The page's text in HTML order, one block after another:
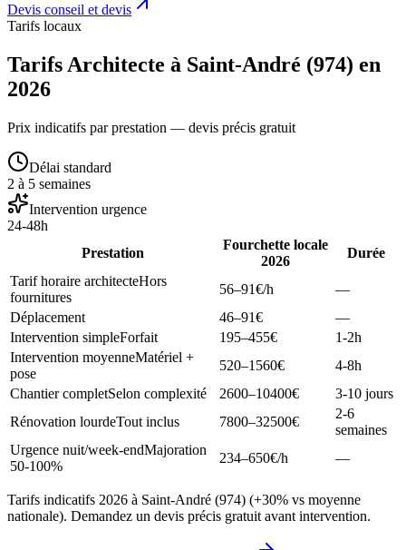
Devis conseil et devis
Tarifs locaux
Tarifs Architecte à Saint-André (974) en
2026
Prix indicatifs par prestation — devis précis gratuit
Délai standard
2 à 5 semaines
Intervention urgence
24-48h
Prestation
Fourchette locale
2026
Durée
Tarif horaire architecteHors
fournitures
56–91€/h
—
Déplacement
46–91€
—
Intervention simpleForfait 195–455€
1-2h
Intervention moyenneMatériel +
pose
520–1560€
4-8h
Chantier completSelon complexité 2600–10400€
3-10 jours
Rénovation lourdeTout inclus 7800–32500€
2-6
semaines
Urgence nuit/week-endMajoration
50-100%
234–650€/h —
Tarifs indicatifs 2026 à Saint-André (974) (+30% vs moyenne
nationale). Demandez un devis précis gratuit avant intervention.